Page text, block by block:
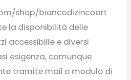
shop/biancodizincoart
la disponibilità delle
accessibilie e diversi
esigenza, comunque
tramite mail o modulo di